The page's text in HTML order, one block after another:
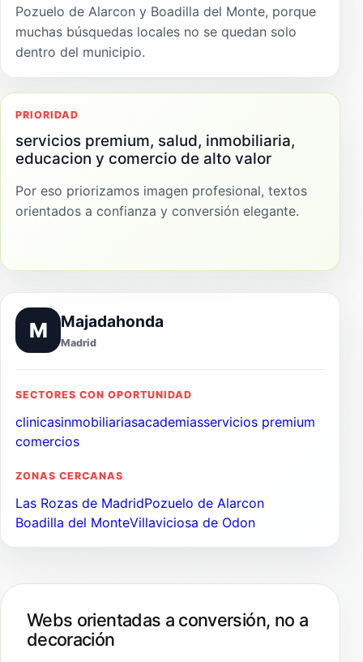
Pozuelo de Alarcon y Boadilla del Monte, porque
muchas búsquedas locales no se quedan solo
dentro del municipio.
PRIORIDAD
servicios premium, salud, inmobiliaria,
educacion y comercio de alto valor
Por eso priorizamos imagen profesional, textos
orientados a confianza y conversión elegante.
M Majadahonda
Madrid
SECTORES CON OPORTUNIDAD
clinicasinmobiliariasacademiasservicios premium
comercios
ZONAS CERCANAS
Las Rozas de MadridPozuelo de Alarcon
Boadilla del MonteVillaviciosa de Odon
Webs orientadas a conversión, no a
decoración